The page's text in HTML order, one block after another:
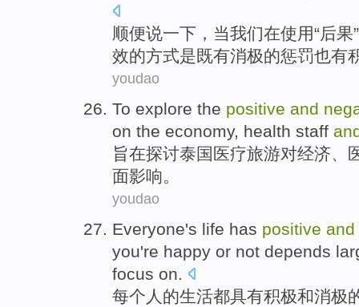
顺便说一下， 当我们在使用“后果”
效的方式是既有消极的惩罚也有
youdao
To explore the positive and
on the economy, health staff
旨在探讨泰国 医疗旅游对经济、
面影响。
youdao
Everyone's life has positive and
you're happy or not depends
focus on.
每个人 的生活都具有积极和消极